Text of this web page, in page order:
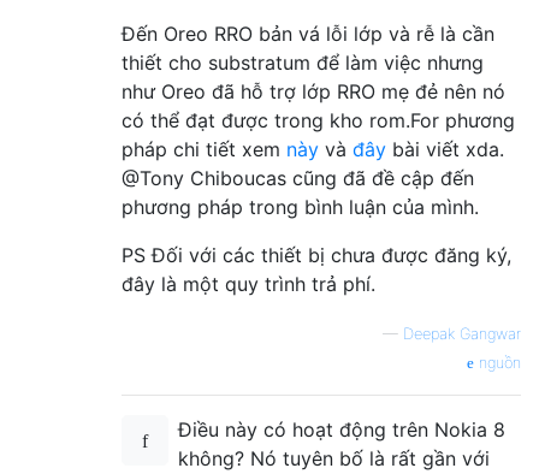
Đến Oreo RRO bản vá lỗi lớp và rễ là cần
thiết cho substratum để làm việc nhưng
như Oreo đã hỗ trợ lớp RRO mẹ đẻ nên nó
có thể đạt được trong kho rom.For phương
pháp chi tiết xem này và đây bài viết xda.
@Tony Chiboucas cũng đã đề cập đến
phương pháp trong bình luận của mình.
PS Đối với các thiết bị chưa được đăng ký,
đây là một quy trình trả phí.
— Deepak Gangwar
nguồn
Điều này có hoạt động trên Nokia 8
không? Nó tuyên bố là rất gần với